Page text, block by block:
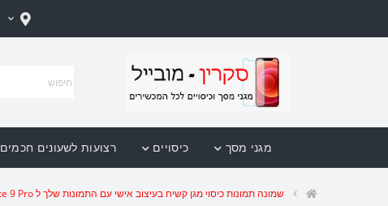
מגני מסך כיסויים רצועות לשעונים חכמים
שמונה תמונות כיסוי מגן קשיח בעיצוב אישי עם התמונות שלך ל Xiaomi Redmi Note 9 Pro יחידה אחת סקרין מובייל